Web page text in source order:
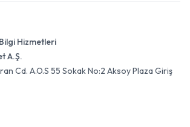
Hizmetleri
A.Ş.
Cd. A.O.S 55 Sokak No:2 Aksoy Plaza Giriş